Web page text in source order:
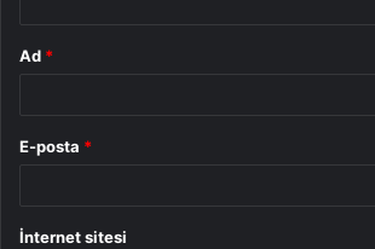
Ad *
E-posta *
İnternet sitesi